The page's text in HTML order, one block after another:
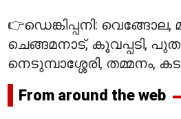
👉ഡെങ്കിപ്പനി:
ചെങ്ങമനാട്, കൂവപ്പടി,
നെടുമ്പാശ്ശേരി, തമ്മനം,
From around the web